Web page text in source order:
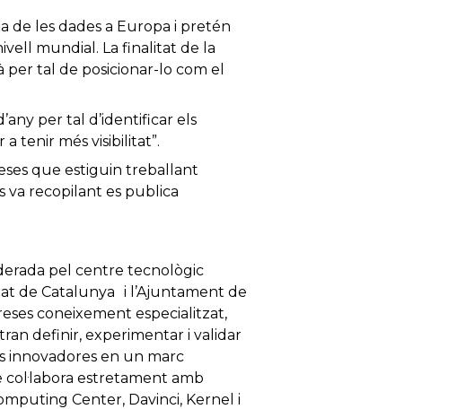
de les dades a Europa i pretén
mundial. La finalitat de la
per tal de posicionar-lo com el
per tal d’identificar els
tenir més visibilitat”.
que estiguin treballant
va recopilant es publica
pel centre tecnològic
de Catalunya i l’Ajuntament de
coneixement especialitzat,
definir, experimentar i validar
innovadores en un marc
estretament amb
Center, Davinci, Kernel i